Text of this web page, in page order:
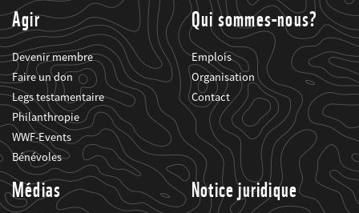
Agir
Devenir membre
Faire un don
Legs testamentaire
Philanthropie
WWF-Events
Bénévoles
Qui sommes-nous?
Emplois
Organisation
Contact
Médias Notice juridique